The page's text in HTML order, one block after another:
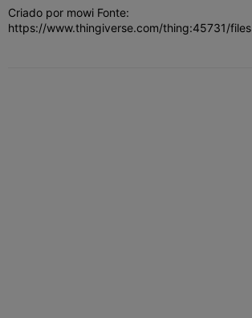
Criado por mowi Fonte:
https://www.thingiverse.com/thing:45731/files